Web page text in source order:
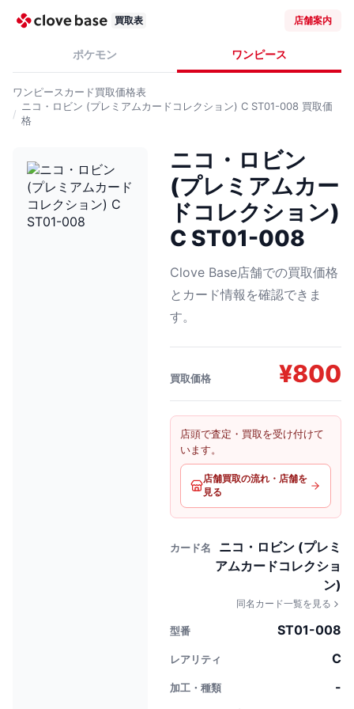
買取表 店舗案内
ポケモン ワンピース
ワンピースカード買取価格表
ニコ・ロビン (プレミアムカードコレクション) C ST01-008 買取価
格
ニコ・ロビン
(プレミアムカー
ドコレクション)
C ST01-008
Clove Base店舗での買取価格
とカード情報を確認できま
す。
買取価格 ¥800
店頭で査定・買取を受け付けて
います。
店舗買取の流れ・店舗を
見る
カード名
ニコ・ロビン (プレミ
アムカードコレクショ
ン)
同名カード一覧を見る
型番 ST01-008
レアリティ C
加工・種類
-